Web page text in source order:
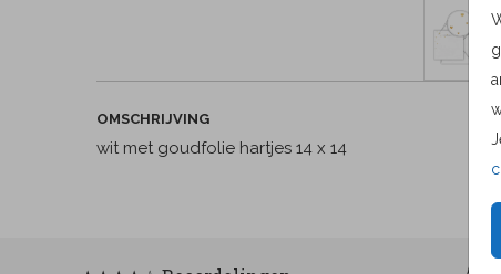
OMSCHRIJVING
wit met goudfolie hartjes 14 x 14